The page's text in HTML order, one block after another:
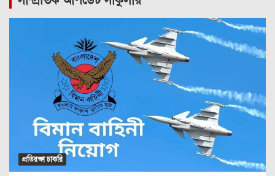
প্রতিরক্ষা চাকরি